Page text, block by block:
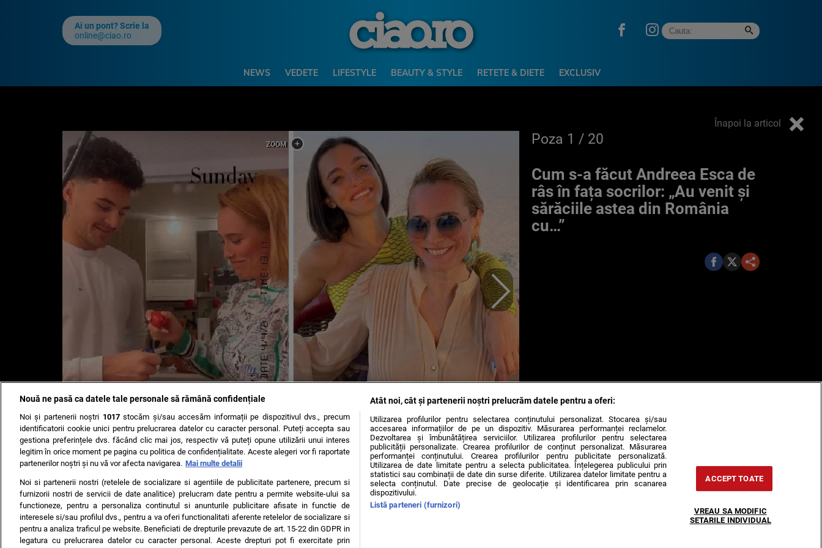
Ai un pont? Scrie la
online@ciao.ro
NEWS VEDETE LIFESTYLE BEAUTY & STYLE RETETE & DIETE EXCLUSIV
Înapoi la articol
Andreea Esca, imagini de colecție cu toată familia! Ce nu-i lipsește niciodată de pe masa de Paște vedetei ProTV!
Poza 1 / 20
Cum s-a făcut Andreea Esca de
râs în fața socrilor: „Au venit și
sărăciile astea din România
cu…”
TERMENI ȘI CONDIȚII DESPRE NOI CONTACT SETĂRI COOKIES
© 2008 - 2026 - Toate drepturile rezervate
ARC MEDIA PUBLISHING SRL, Adresa: București, Sos Fabrica de Glucoză, nr. 21, parter, sector 2, J2016000631407, CIF: RO35451445
Decizia ONJN nr. 1598/16.09.2021. Jocurile de noroc sunt interzise minorilor.
Nouă ne pasă ca datele tale personale să rămână confidențiale
Noi și partenerii noștri 1017stocăm și/sau accesăm informații pe dispozitivul dvs., precum
identificatorii cookie unici pentru prelucrarea datelor cu caracter personal. Puteți accepta sau
gestiona preferințele dvs. făcând clic mai jos, respectiv vă puteți opune utilizării unui interes
legitim în orice moment pe pagina cu politica de confidențialitate. Aceste alegeri vor fi raportate
partenerilor noștri și nu vă vor afecta navigarea. Mai multe detalii
Noi si partenerii nostri (retelele de socializare si agentiile de publicitate partenere, precum si
furnizorii nostri de servicii de date analitice) prelucram date pentru a permite website-ului sa
functioneze, pentru a personaliza continutul si anunturile publicitare afisate in functie de
interesele si/sau profilul dvs., pentru a va oferi functionalitati aferente retelelor de socializare si
pentru a analiza traficul pe website. Beneficiati de drepturile prevazute de art. 15-22 din GDPR in
legatura cu prelucrarea datelor cu caracter personal. Aceste drepturi pot fi exercitate prin
Atât noi, cât și partenerii noștri prelucrăm datele pentru a oferi:
Utilizarea profilurilor pentru selectarea conținutului personalizat. Stocarea și/sau
accesarea informațiilor de pe un dispozitiv. Măsurarea performanței reclamelor.
Dezvoltarea și îmbunătățirea serviciilor. Utilizarea profilurilor pentru selectarea
publicității personalizate. Crearea profilurilor de conținut personalizat. Măsurarea
performanței conținutului. Crearea profilurilor pentru publicitate personalizată.
Utilizarea de date limitate pentru a selecta publicitatea. Înțelegerea publicului prin
statistici sau combinații de date din surse diferite. Utilizarea datelor limitate pentru a
selecta conținutul. Date precise de geolocație și identificarea prin scanarea
dispozitivului.
Listă parteneri (furnizori)
ACCEPT TOATE
VREAU SA MODIFIC
SETARILE INDIVIDUAL